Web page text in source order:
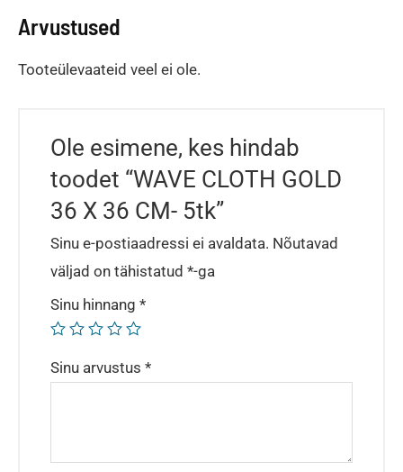
Arvustused
Tooteülevaateid veel ei ole.
Ole esimene, kes hindab
toodet “WAVE CLOTH GOLD
36 X 36 CM- 5tk”
Sinu e-postiaadressi ei avaldata. Nõutavad
väljad on tähistatud *-ga
Sinu hinnang *
Sinu arvustus *